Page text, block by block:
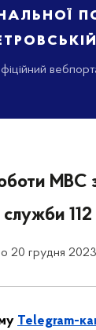
МВС
служби 112
20 грудня
Telegram-